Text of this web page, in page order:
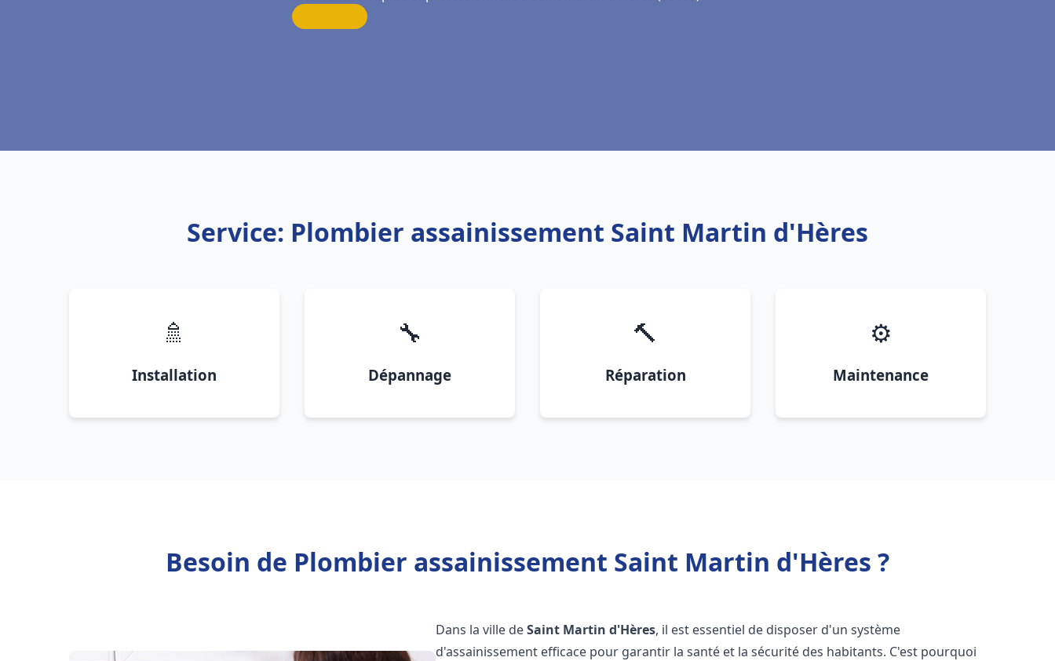
Service: Plombier assainissement Saint Martin d'Hères
🚿
Installation
🔧
Dépannage
🔨
Réparation
⚙️
Maintenance
Besoin de Plombier assainissement Saint Martin d'Hères ?
Dans la ville deSaint Martin d'Hères, il est essentiel de disposer d'un système
d'assainissement efficace pour garantir la santé et la sécurité des habitants. C'est pourquoi